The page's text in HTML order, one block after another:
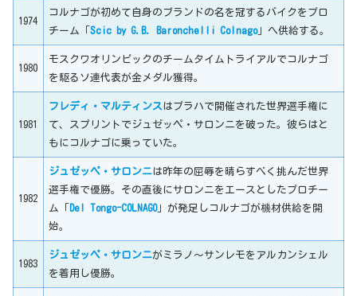
1974
コルナゴが初めて自身のブランドの名を冠するバイクをプロ
チーム「Scic by G.B. Baronchelli Colnago」へ供給する。
1980
モスクワオリンピックのチームタイムトライアルでコルナゴ
を駆るソ連代表が金メダル獲得。
1981
フレディ・マルティンスはプラハで開催された世界選手権に
て、スプリントでジュゼッペ・サロンニを破った。彼らはと
もにコルナゴに乗っていた。
1982
ジュゼッペ・サロンニは昨年の屈辱を晴らすべく挑んだ世界
選手権で優勝。その直後にサロンニをエースとしたプロチー
ム「
Del Tongo-COLNAGO」が発足しコルナゴが機材供給を開
始。
1983
ジュゼッペ・サロンニがミラノ～サンレモをアルカンシェル
を着用し優勝。